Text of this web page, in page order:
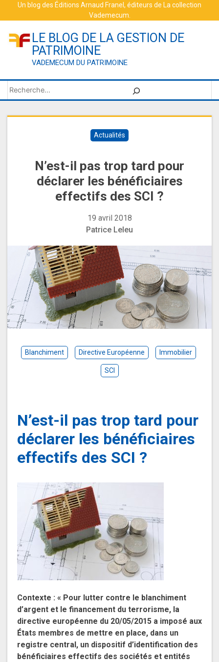
Un blog des Éditions Arnaud Franel , éditeurs de La collection
Vademecum
LE BLOG DE LA GESTION DE
PATRIMOINE
VADEMECUM DU PATRIMOINE
Rechercher
Actualités
N’est-il pas trop tard pour
déclarer les bénéficiaires
effectifs des SCI ?
19 avril 2018
Patrice Leleu
Blanchiment Directive Européenne Immobilier
SCI
N’est-il pas trop tard pour
déclarer les bénéficiaires
effectifs des SCI ?
Contexte : « Pour lutter contre le blanchiment
d’argent et le financement du terrorisme, la
directive européenne du 20/05/2015 a imposé aux
États membres de mettre en place, dans un
registre central, un dispositif d’identification des
bénéficiaires effectifs des sociétés et entités